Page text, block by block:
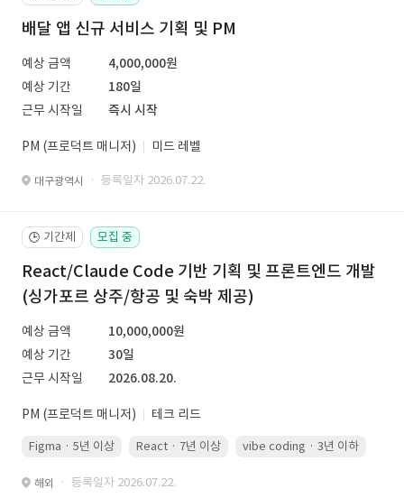
배달 앱 신규 서비스 기획 및 PM
예상 금액
4,000,000원
예상 기간
180일
근무 시작일
즉시 시작
PM (프로덕트 매니저) 미드 레벨
대구광역시 · 등록일자 2026.07.22.
🕒 기간제 모집 중
React/Claude Code 기반 기획 및 프론트엔드 개발
(싱가포르 상주/항공 및 숙박 제공)
예상 금액
10,000,000원
예상 기간
30일
근무 시작일
2026.08.20.
PM (프로덕트 매니저) 테크 리드
Figma · 5년 이상 React · 7년 이상 vibe coding · 3년 이하
해외 · 등록일자 2026.07.22.